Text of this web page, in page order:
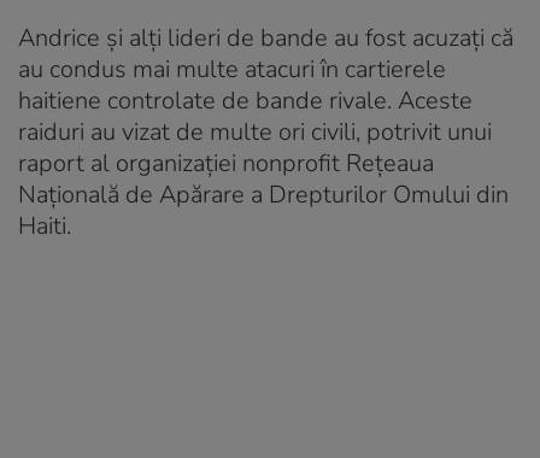
Andrice și alți lideri de bande au fost acuzați că
au condus mai multe atacuri în cartierele
haitiene controlate de bande rivale. Aceste
raiduri au vizat de multe ori civili, potrivit unui
raport al organizației nonprofit Rețeaua
Națională de Apărare a Drepturilor Omului din
Haiti.